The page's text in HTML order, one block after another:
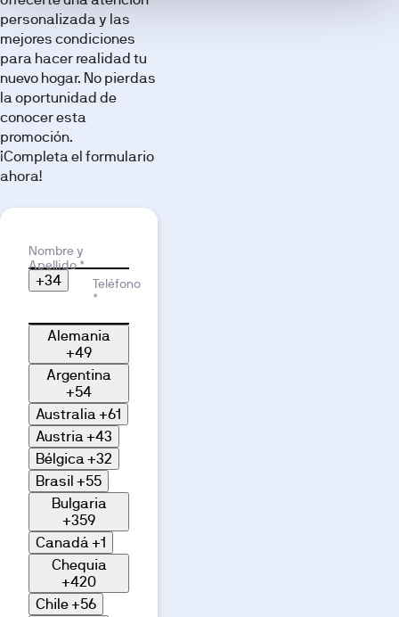
personalizada y las
mejores condiciones
para hacer realidad tu
nuevo hogar. No pierdas
la oportunidad de
conocer esta
promoción.
¡Completa el formulario
ahora!
Nombre y
Apellido *
+34
Alemania
+49
Argentina
+54
Australia+61
Austria+43
Bélgica+32
Brasil +55
Bulgaria
+359
Canadá+1
Chequia
+420
Chile+56
Teléfono
*
Motivo de interés
a través
de
nuestra
galería de
imágenes.